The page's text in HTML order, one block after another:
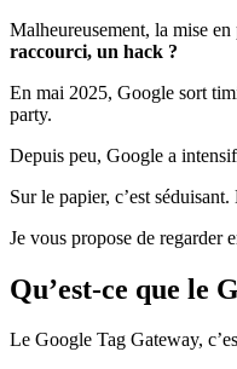
Malheureusement, la mise
raccourci, un hack ?
En mai 2025, Google sort
party.
Depuis peu, Google a
Sur le papier, c’est
Je vous propose de regarder
Qu’est-ce que le
Le Google Tag Gateway,